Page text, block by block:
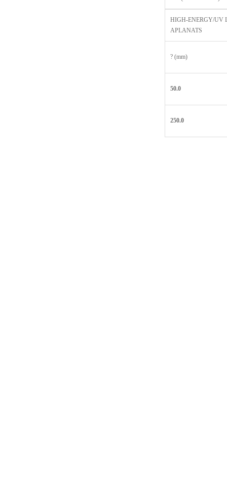
HIGH-ENERGY/UV
APLANATS
? (mm)
50.0
250.0